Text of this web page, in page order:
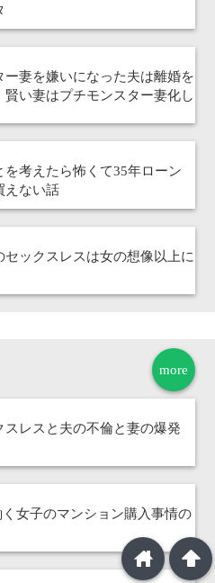
ー妻を嫌いになった夫は離婚を
賢い妻はプチモンスター妻化し
を考えたら怖くて35年ローン
えない話
セックスレスは女の想像以上に
more
スレスと夫の不倫と妻の爆発
く女子のマンション購入事情の
arrowup
home